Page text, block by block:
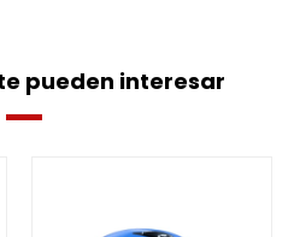
pueden interesar